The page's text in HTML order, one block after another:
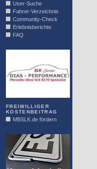
User-Suche
Fahrer-Verzeichnis
Community-Check
Erlebnisberichte
FAQ
FREIWILLIGER
KOSTENBEITRAG
MBSLK.de fördern